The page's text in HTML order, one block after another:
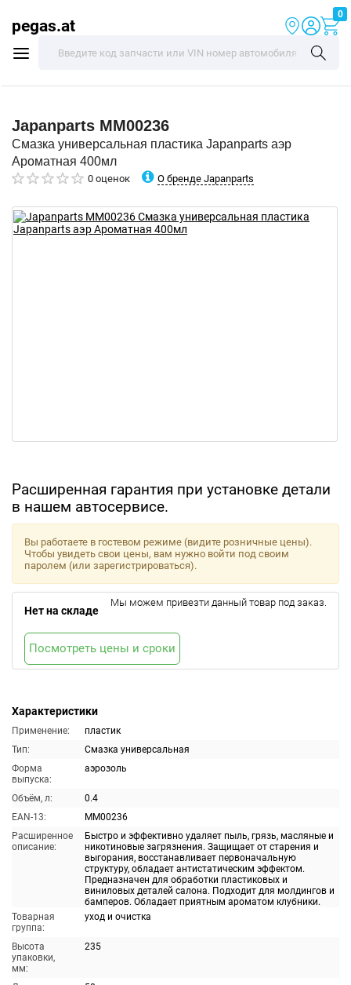
pegas.at
0
Japanparts MM00236
Смазка универсальная пластика Japanparts аэр
Ароматная 400мл
0 оценок О бренде Japanparts
Расширенная гарантия при установке детали
в нашем автосервисе.
Характеристики
Применение:
пластик
Тип:
Смазка универсальная
Форма
выпуска:
аэрозоль
Объём, л:
0.4
EAN-13:
MM00236
Расширенное
описание:
Быстро и эффективно удаляет пыль, грязь, масляные и
никотиновые загрязнения. Защищает от старения и
выгорания, восстанавливает первоначальную
структуру, обладает антистатическим эффектом.
Предназначен для обработки пластиковых и
виниловых деталей салона. Подходит для молдингов и
бамперов. Обладает приятным ароматом клубники.
Товарная
группа:
уход и очистка
Высота
упаковки,
мм:
235
Вы работаете в гостевом режиме (видите розничные цены).
Чтобы увидеть свои цены, вам нужно войти под своим
паролем (или зарегистрироваться).
Нет на складе
Мы можем привезти данный товар под заказ.
Посмотреть цены и сроки